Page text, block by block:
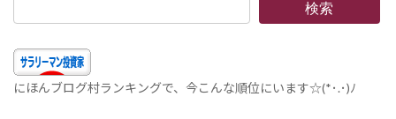
検索
にほんブログ村ランキングで、今こんな順位にいます☆(*･.･)ﾉ